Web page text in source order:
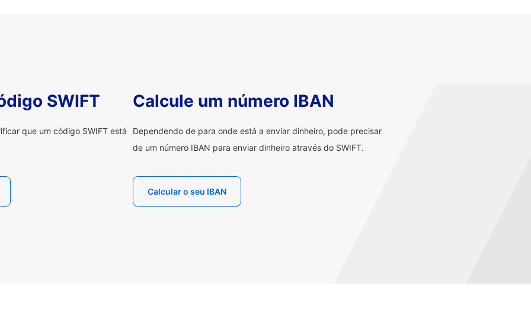
SWIFT
que um código SWIFT está
Calcule um número IBAN
Dependendo de para onde está a enviar dinheiro, pode precisar
de um número IBAN para enviar dinheiro através do SWIFT.
Calcular o seu IBAN